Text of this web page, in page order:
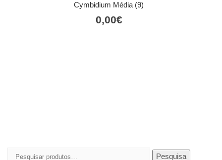
Cymbidium Média (9)
0,00€
Pesquisar
Pesquisa